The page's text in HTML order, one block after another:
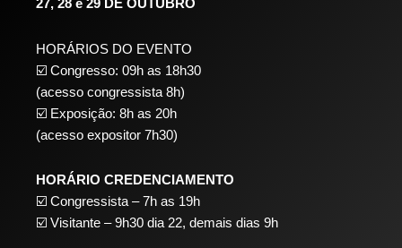
27, 28 e 29 DE OUTUBRO
HORÁRIOS DO EVENTO
☑️ Congresso: 09h as 18h30
(acesso congressista 8h)
☑️ Exposição: 8h as 20h
(acesso expositor 7h30)
HORÁRIO CREDENCIAMENTO
☑️ Congressista – 7h as 19h
☑️ Visitante – 9h30 dia 22, demais dias 9h